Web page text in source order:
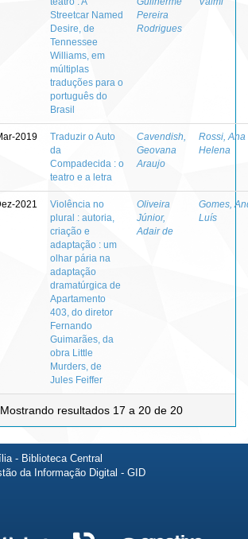
Streetcar Named
Desire, de
Tennessee
Williams, em
múltiplas
traduções para o
português do
Brasil
Pereira
Rodrigues
2019
Traduzir o Auto
da
Compadecida : o
teatro e a letra
Cavendish,
Geovana
Araujo
Rossi, Ana
Helena
2021
Violência no
plural : autoria,
criação e
adaptação : um
olhar pária na
adaptação
dramatúrgica de
Apartamento
403, do diretor
Fernando
Guimarães, da
obra Little
Murders, de
Jules Feiffer
Oliveira
Júnior,
Adair de
Gomes,
Luís
Mostrando resultados 17 a 20 de 20
- Biblioteca Central
da Informação Digital - GID